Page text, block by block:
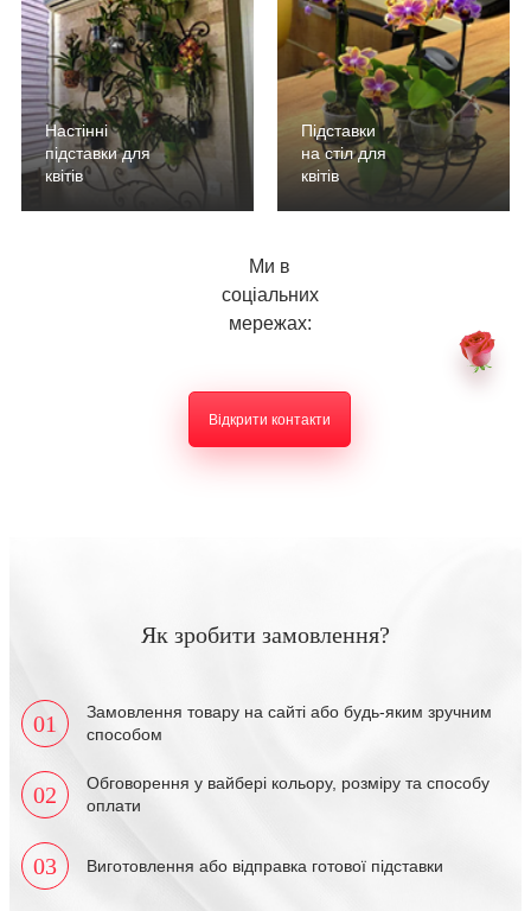
Настінні
підставки для
квітів
Підставки
на стіл для
квітів
Ми в
соціальних
мережах:
Відкрити контакти
Як зробити замовлення?
01
Замовлення товару на сайті або будь-яким зручним
способом
02
Обговорення у вайбері кольору, розміру та способу
оплати
03 Виготовлення або відправка готової підставки